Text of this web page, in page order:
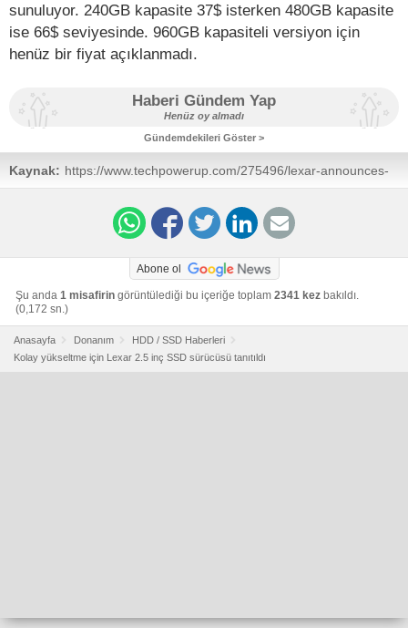
sunuluyor. 240GB kapasite 37$ isterken 480GB kapasite
ise 66$ seviyesinde. 960GB kapasiteli versiyon için
henüz bir fiyat açıklanmadı.
Haberi Gündem Yap
Henüz oy almadı
Gündemdekileri Göster >
Kaynak: https://www.techpowerup.com/275496/lexar-announces-
new-nq100-2-5-sata-iii-ssd
Abone ol
Şu anda 1 misafirin görüntülediği bu içeriğe toplam 2341 kez bakıldı.
(0,172 sn.)
Anasayfa Donanım
HDD / SSD Haberleri
Kolay yükseltme için Lexar 2.5 inç SSD sürücüsü tanıtıldı